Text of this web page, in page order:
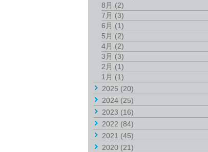
8月 (2)
7月 (3)
6月 (1)
5月 (2)
4月 (2)
3月 (3)
2月 (1)
1月 (1)
2025 (20)
2024 (25)
2023 (16)
2022 (84)
2021 (45)
2020 (21)